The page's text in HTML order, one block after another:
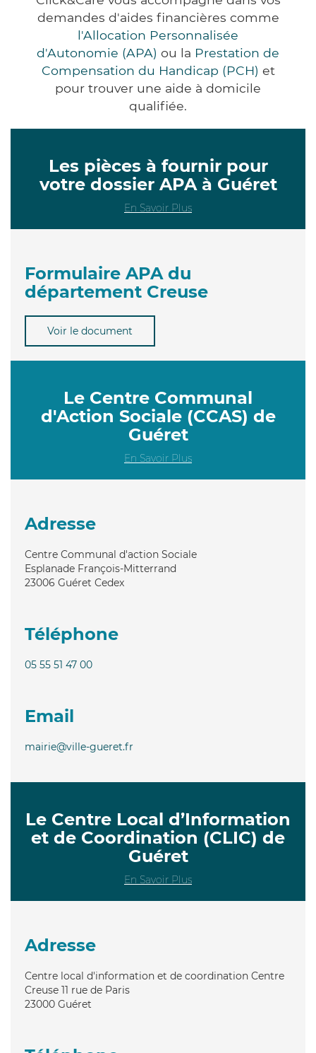
demandes d'aides financières comme
l'Allocation Personnalisée
d'Autonomie (APA) ou la Prestation de
Compensation du Handicap (PCH) et
pour trouver une aide à domicile
qualifiée.
Les pièces à fournir pour
votre dossier APA à Guéret
En Savoir Plus
Formulaire APA du
département Creuse
Voir le document
Le Centre Communal
d'Action Sociale (CCAS) de
Guéret
En Savoir Plus
Adresse
Centre Communal d'action Sociale
Esplanade François-Mitterrand
23006 Guéret Cedex
Téléphone
05 55 51 47 00
Email
mairie@ville-gueret.fr
Le Centre Local d’Information
et de Coordination (CLIC) de
Guéret
En Savoir Plus
Adresse
Centre local d'information et de coordination Centre
Creuse 11 rue de Paris
23000 Guéret